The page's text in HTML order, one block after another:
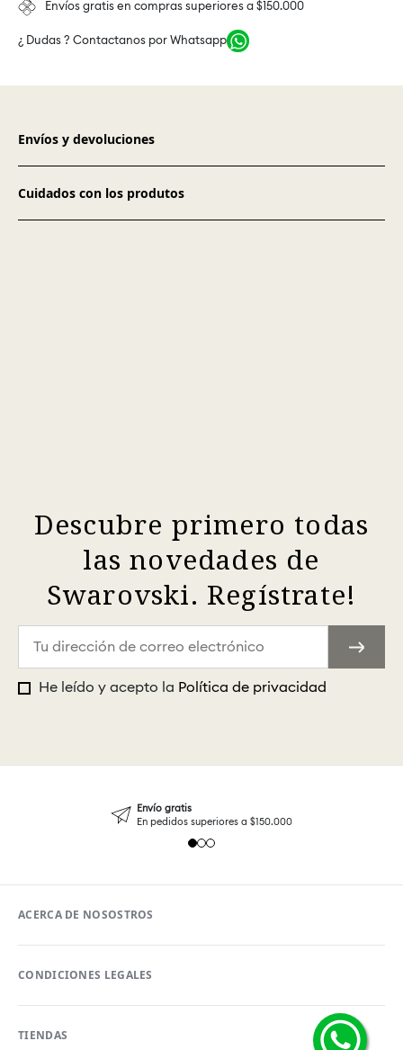
Envíos gratis en compras superiores a $150.000
¿ Dudas ? Contactanos por Whatsapp
Envíos y devoluciones
Cuidados con los produtos
Descubre primero todas
las novedades de
Swarovski. Regístrate!
He leído y acepto la Política de privacidad
Envío gratis
En pedidos superiores a $150.000
ACERCA DE NOSOSTROS
CONDICIONES LEGALES
TIENDAS